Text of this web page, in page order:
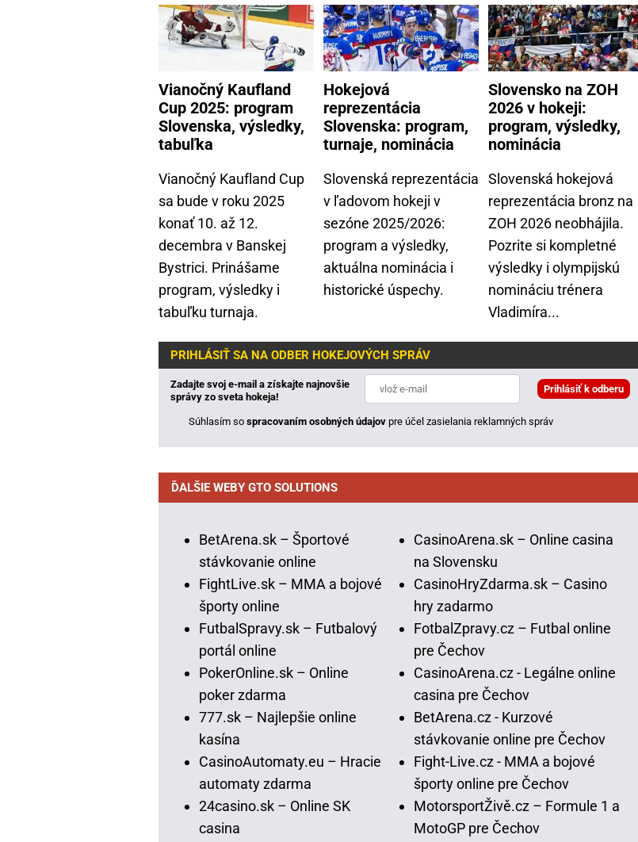
Vianočný Kaufland
Cup 2025: program
Slovenska, výsledky,
tabuľka
Vianočný Kaufland Cup
sa bude v roku 2025
konať 10. až 12.
decembra v Banskej
Bystrici. Prinášame
program, výsledky i
tabuľku turnaja.
Hokejová
reprezentácia
Slovenska: program,
turnaje, nominácia
Slovenská reprezentácia
v ľadovom hokeji v
sezóne 2025/2026:
program a výsledky,
aktuálna nominácia i
historické úspechy.
Slovensko na ZOH
2026 v hokeji:
program, výsledky,
nominácia
Slovenská hokejová
reprezentácia bronz na
ZOH 2026 neobhájila.
Pozrite si kompletné
výsledky i olympijskú
nomináciu trénera
Vladimíra...
PRIHLÁSIŤ SA NA ODBER HOKEJOVÝCH SPRÁV
Zadajte svoj e-mail a získajte najnovšie
správy zo sveta hokeja!
Súhlasím so spracovaním osobných údajov pre účel zasielania reklamných správ
ĎALŠIE WEBY GTO SOLUTIONS
BetArena.sk – Športové
stávkovanie online
FightLive.sk – MMA a bojové
športy online
FutbalSpravy.sk – Futbalový
portál online
PokerOnline.sk – Online
poker zdarma
777.sk – Najlepšie online
kasína
CasinoAutomaty.eu – Hracie
automaty zdarma
24casino.sk – Online SK
casina
CasinoArena.sk – Online casina
na Slovensku
CasinoHryZdarma.sk – Casino
hry zadarmo
FotbalZpravy.cz – Futbal online
pre Čechov
CasinoArena.cz - Legálne online
casina pre Čechov
BetArena.cz - Kurzové
stávkovanie online pre Čechov
Fight-Live.cz - MMA a bojové
športy online pre Čechov
MotorsportŽivě.cz – Formule 1 a
MotoGP pre Čechov